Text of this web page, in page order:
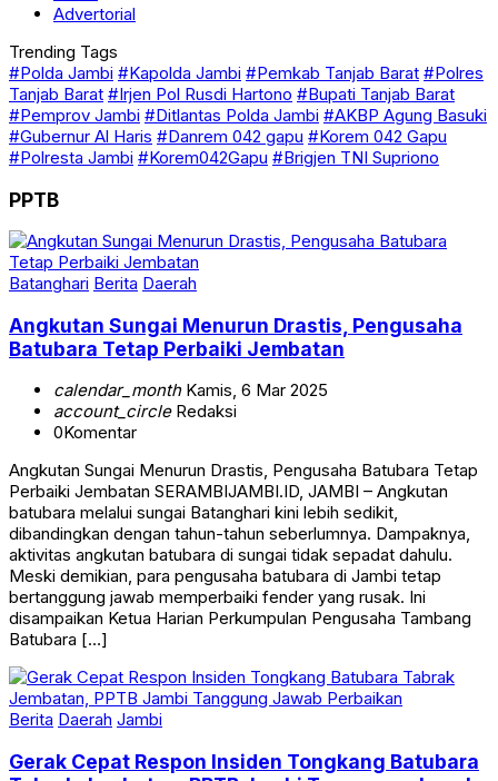
Advertorial
Trending Tags
#Polda Jambi #Kapolda Jambi #Pemkab Tanjab Barat #Polres
Tanjab Barat #Irjen Pol Rusdi Hartono #Bupati Tanjab Barat
#Pemprov Jambi #Ditlantas Polda Jambi #AKBP Agung Basuki
#Gubernur Al Haris #Danrem 042 gapu #Korem 042 Gapu
#Polresta Jambi #Korem042Gapu #Brigjen TNI Supriono
PPTB
Batanghari Berita Daerah
Angkutan Sungai Menurun Drastis, Pengusaha
Batubara Tetap Perbaiki Jembatan
calendar_monthKamis, 6 Mar 2025
account_circleRedaksi
0Komentar
Angkutan Sungai Menurun Drastis, Pengusaha Batubara Tetap
Perbaiki Jembatan SERAMBIJAMBI.ID, JAMBI – Angkutan
batubara melalui sungai Batanghari kini lebih sedikit,
dibandingkan dengan tahun-tahun seberlumnya. Dampaknya,
aktivitas angkutan batubara di sungai tidak sepadat dahulu.
Meski demikian, para pengusaha batubara di Jambi tetap
bertanggung jawab memperbaiki fender yang rusak. Ini
disampaikan Ketua Harian Perkumpulan Pengusaha Tambang
Batubara […]
Berita Daerah Jambi
Gerak Cepat Respon Insiden Tongkang Batubara